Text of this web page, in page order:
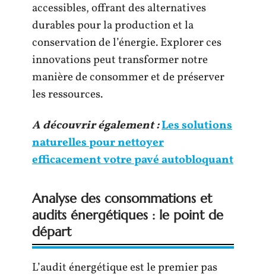
accessibles, offrant des alternatives
durables pour la production et la
conservation de l’énergie. Explorer ces
innovations peut transformer notre
manière de consommer et de préserver
les ressources.
A découvrir également :Les solutions
naturelles pour nettoyer
efficacement votre pavé autobloquant
Analyse des consommations et
audits énergétiques : le point de
départ
L’audit énergétique est le premier pas